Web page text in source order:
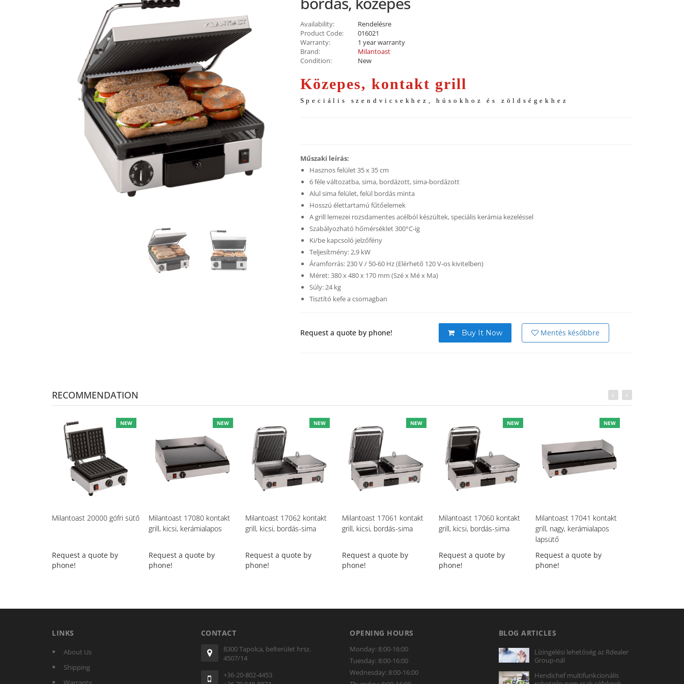
Availability:
Rendelésre
Product Code:
016021
Warranty:
1 year warranty
Brand:
Milantoast
Condition:
New
Közepes, kontakt grill
Speciális szendvicsekhez, húsokhoz és zöldségekhez
Műszaki leírás:
Hasznos felület 35 x 35 cm
6 féle változatba, sima, bordázott, sima-bordázott
Alul sima felület, felül bordás minta
Hosszú élettartamú fűtőelemek
A grill lemezei rozsdamentes acélból készültek, speciális kerámia kezeléssel
Szabályozható hőmérséklet 300°C-ig
Ki/be kapcsoló jelzőfény
Teljesítmény: 2,9 kW
Áramforrás: 230 V / 50-60 Hz (Elérhető 120 V-os kivitelben)
Méret: 380 x 480 x 170 mm (Szé x Mé x Ma)
Súly: 24 kg
Tisztító kefe a csomagban
Request a quote by phone! Buy It Now Mentés későbbre
RECOMMENDATION
NEW
Milantoast 20000 gófri sütő
Request a quote by
phone!
NEW
Milantoast 17080 kontakt
grill, kicsi, kerámialapos
Request a quote by
phone!
NEW
Milantoast 17062 kontakt
grill, kicsi, bordás-sima
Request a quote by
phone!
NEW
Milantoast 17061 kontakt
grill, kicsi, bordás-sima
Request a quote by
phone!
NEW
Milantoast 17060 kontakt
grill, kicsi, bordás-sima
Request a quote by
phone!
NEW
Milantoast 17041 kontakt
grill, nagy, kerámialapos
lapsütő
Request a quote by
phone!
LINKS
About Us
Shipping
CONTACT
8300 Tapolca, belterület hrsz.
4507/14
+36-20-802-4453
OPENING HOURS
Monday: 8:00-16:00
Tuesday: 8:00-16:00
Wednesday: 8:00-16:00
BLOG ARTICLES
Lízingelési lehetőség az Rdealer
Group-nál
Hendichef multifunkcionális